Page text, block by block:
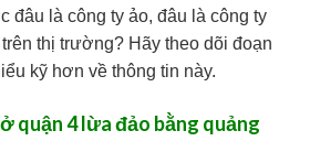
đâu là công ty ảo, đâu là công ty
thị trường? Hãy theo dõi đoạn
kỹ hơn về thông tin này.
quận 4 lừa đảo bằng quảng